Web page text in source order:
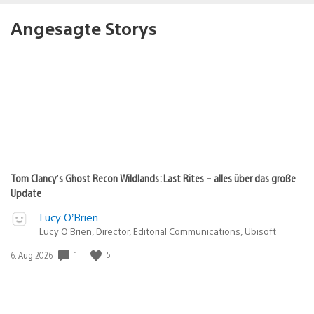
Angesagte Storys
Tom Clancy’s Ghost Recon Wildlands: Last Rites – alles über das große
Update
Lucy O’Brien
Lucy O’Brien, Director, Editorial Communications, Ubisoft
Veröffentlichungsdatum:
6. Aug 2026 1 5